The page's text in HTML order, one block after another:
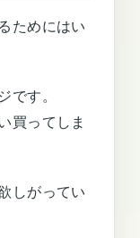
ためにはい
です。
買ってしま
しがってい